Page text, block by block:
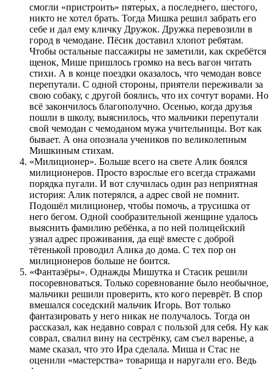
смогли «пристроить» пятерых, а последнего, шестого,
никто не хотел брать. Тогда Мишка решил забрать его
себе и дал ему кличку Дружок. Дружка перевозили в
город в чемодане. Пёсик доставил хлопот ребятам.
Чтобы остальные пассажиры не заметили, как скребётся
щенок, Мише пришлось громко на весь вагон читать
стихи. А в конце поездки оказалось, что чемодан вовсе
перепутали. С одной стороны, приятели переживали за
свою собаку, с другой боялись, что их сочтут ворами. Но
всё закончилось благополучно. Осенью, когда друзья
пошли в школу, выяснилось, что мальчики перепутали
свой чемодан с чемоданом мужа учительницы. Вот как
бывает. А она опознала учеников по великолепным
Мишкиным стихам.
«Милиционер». Больше всего на свете Алик боялся
милиционеров. Просто взрослые его всегда стражами
порядка пугали. И вот случилась один раз неприятная
история: Алик потерялся, а адрес свой не помнит.
Подошёл милиционер, чтобы помочь, а трусишка от
него бегом. Одной сообразительной женщине удалось
выяснить фамилию ребёнка, а по ней полицейский
узнал адрес проживания, да ещё вместе с доброй
тётенькой проводил Алика до дома. С тех пор он
милиционеров больше не боится.
«Фантазёры». Однажды Мишутка и Стасик решили
посоревноваться. Только соревнование было необычное,
мальчики решили проверить, кто кого переврёт. В спор
вмешался соседский мальчик Игорь. Вот только
фантазировать у него никак не получалось. Тогда он
рассказал, как недавно соврал с пользой для себя. Ну как
соврал, свалил вину на сестрёнку, сам съел варенье, а
маме сказал, что это Ира сделала. Миша и Стас не
оценили «мастерства» товарища и наругали его. Ведь